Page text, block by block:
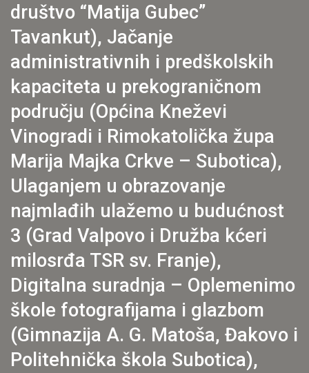
društvo “Matija Gubec”
Tavankut), Jačanje
administrativnih i predškolskih
kapaciteta u prekograničnom
području (Općina Kneževi
Vinogradi i Rimokatolička župa
Marija Majka Crkve – Subotica​),
Ulaganjem u obrazovanje
najmlađih ulažemo u budućnost
3 (Grad Valpovo i Družba kćeri
milosrđa TSR sv. Franje),
Digitalna suradnja – Oplemenimo
škole fotografijama i glazbom
(Gimnazija A. G. Matoša, Đakovo i
Politehnička škola Subotica),